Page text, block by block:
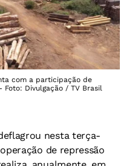
com a participação de
Foto: Divulgação / TV Brasil
nesta terça-
de repressão